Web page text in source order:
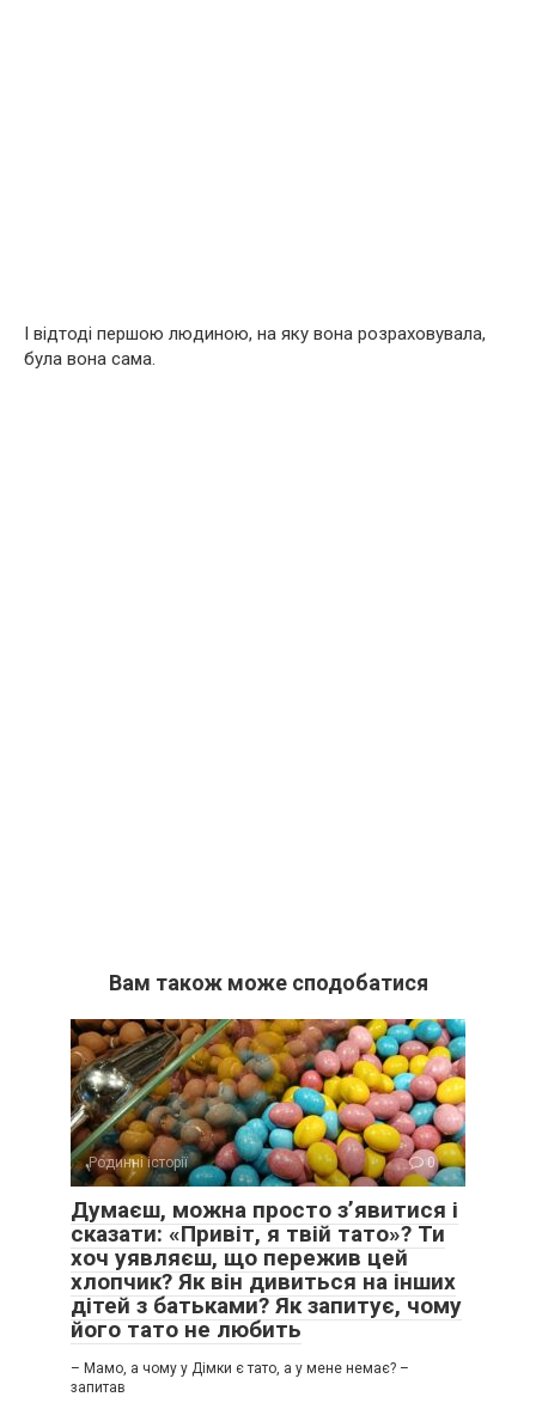
І відтоді першою людиною, на яку вона розраховувала,
була вона сама.
Вам також може сподобатися
Родинні історії 0
Думаєш, можна просто з’явитися і
сказати: «Привіт, я твій тато»? Ти
хоч уявляєш, що пережив цей
хлопчик? Як він дивиться на інших
дітей з батьками? Як запитує, чому
його тато не любить
– Мамо, а чому у Дімки є тато, а у мене немає? –
запитав